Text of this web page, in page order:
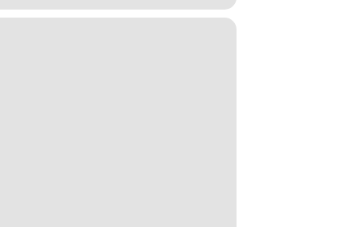
que regulamenta a Lei nº 7.853,